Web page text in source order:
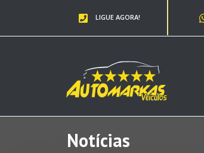
LIGUE AGORA!
Notícias